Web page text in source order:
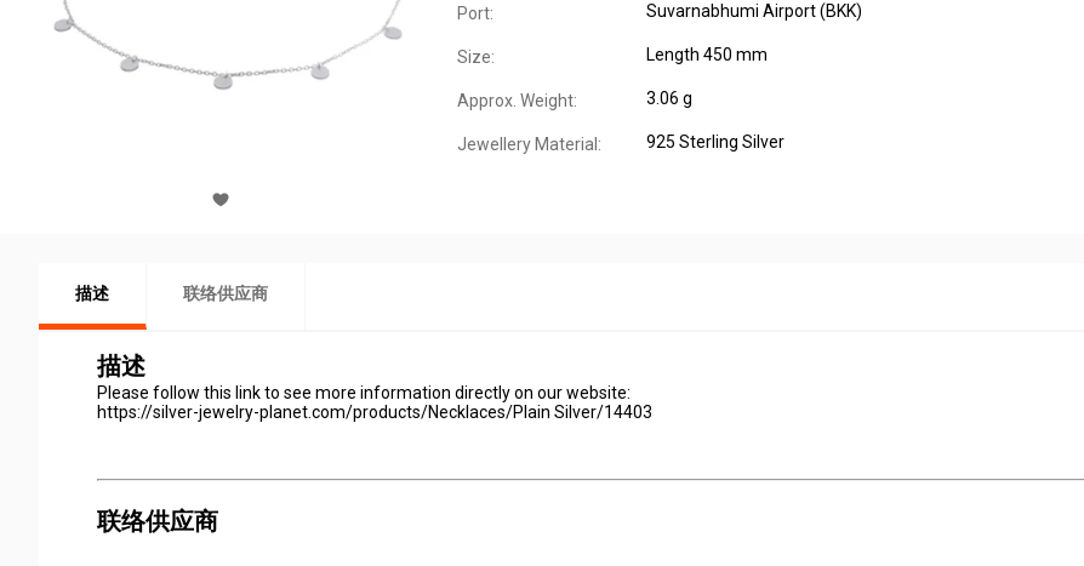
Port: Suvarnabhumi Airport (BKK)
Size: Length 450 mm
Approx. Weight: 3.06 g
Jewellery Material: 925 Sterling Silver
描述 联络供应商
描述
Please follow this link to see more information directly on our website:
https://silver-jewelry-planet.com/products/Necklaces/Plain Silver/14403
联络供应商